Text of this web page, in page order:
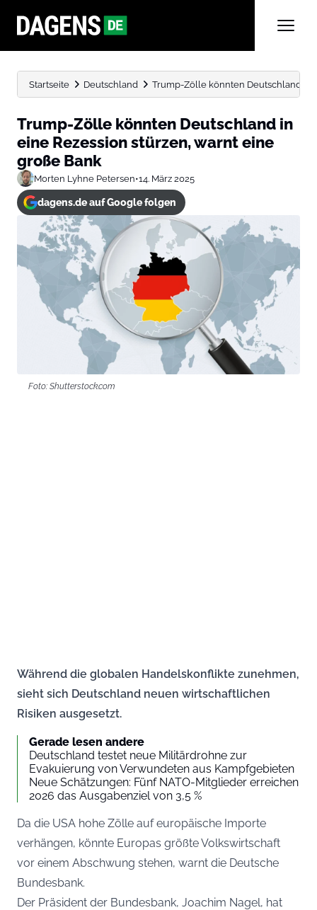
Startseite Deutschland Trump-Zölle könnten Deutschland in
Trump-Zölle könnten Deutschland in
eine Rezession stürzen, warnt eine
große Bank
Morten Lyhne Petersen•14. März 2025
dagens.de auf Google folgen
Foto: Shutterstock.com
Während die globalen Handelskonflikte zunehmen,
sieht sich Deutschland neuen wirtschaftlichen
Risiken ausgesetzt.
Gerade lesen andere
Deutschland testet neue Militärdrohne zur
Evakuierung von Verwundeten aus Kampfgebieten
Neue Schätzungen: Fünf NATO-Mitglieder erreichen
2026 das Ausgabenziel von 3,5 %
Da die USA hohe Zölle auf europäische Importe
verhängen, könnte Europas größte Volkswirtschaft
vor einem Abschwung stehen, warnt die Deutsche
Bundesbank.
Der Präsident der Bundesbank, Joachim Nagel, hat